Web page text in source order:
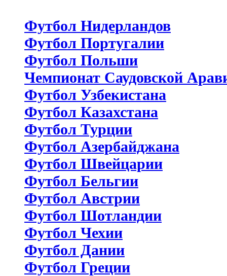
Футбол Нидерландов
Футбол Португалии
Футбол Польши
Чемпионат Саудовской
Футбол Узбекистана
Футбол Казахстана
Футбол Турции
Футбол Азербайджана
Футбол Швейцарии
Футбол Бельгии
Футбол Австрии
Футбол Шотландии
Футбол Чехии
Футбол Дании
Футбол Греции